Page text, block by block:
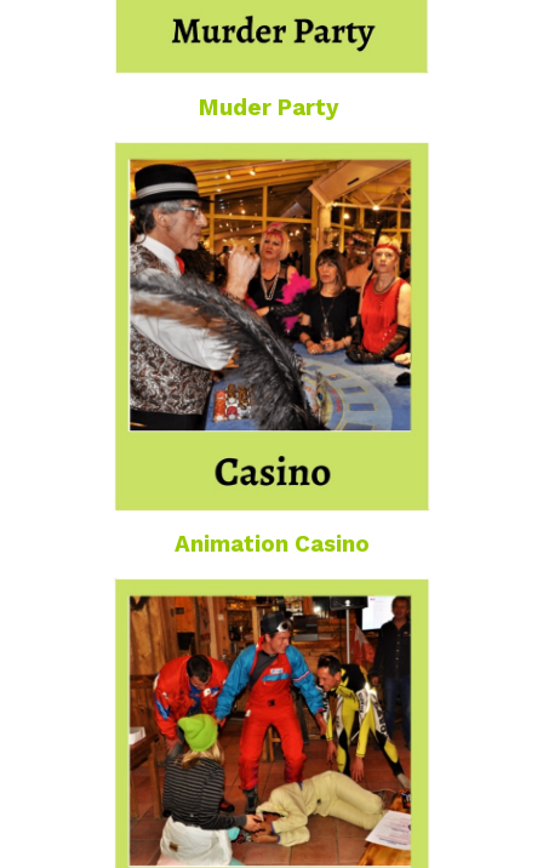
Muder Party
Animation Casino